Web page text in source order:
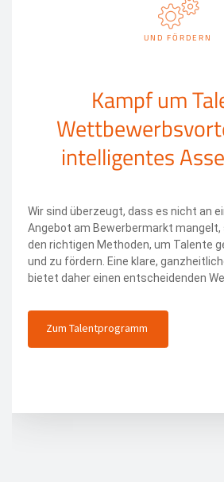
UND FÖRDERN
Kampf um
intelligentes
Wir sind überzeugt, dass es nicht an
Angebot am Bewerbermarkt mangelt,
den richtigen Methoden, um Talente
und zu fördern. Eine klare,
bietet daher einen entscheidenden
Zum Talentprogramm